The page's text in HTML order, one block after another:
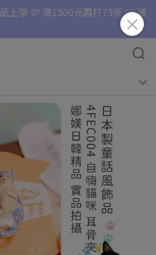
上架 🩷 滿1500元再打75折 🩷 滿